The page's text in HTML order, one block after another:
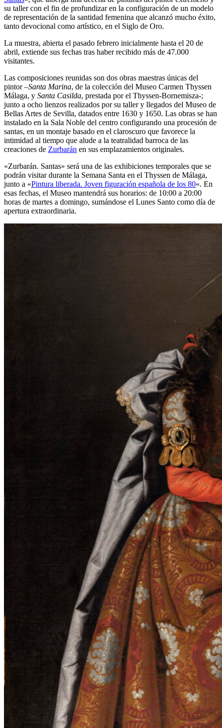
su taller con el fin de profundizar en la configuración de un modelo
de representación de la santidad femenina que alcanzó mucho éxito,
tanto devocional como artístico, en el Siglo de Oro.
La muestra, abierta el pasado febrero inicialmente hasta el 20 de
abril, extiende sus fechas tras haber recibido más de 47.000
visitantes.
Las composiciones reunidas son dos obras maestras únicas del
pintor –Santa Marina, de la colección del Museo Carmen Thyssen
Málaga, y Santa Casilda, prestada por el Thyssen-Bornemisza-;
junto a ocho lienzos realizados por su taller y llegados del Museo de
Bellas Artes de Sevilla, datados entre 1630 y 1650. Las obras se han
instalado en la Sala Noble del centro configurando una procesión de
santas, en un montaje basado en el claroscuro que favorece la
intimidad al tiempo que alude a la teatralidad barroca de las
creaciones de Zurbarán en sus emplazamientos originales.
«Zurbarán. Santas» será una de las exhibiciones temporales que se
podrán visitar durante la Semana Santa en el Thyssen de Málaga,
junto a «Pintura liberada. Joven figuración española de los 80«. En
esas fechas, el Museo mantendrá sus horarios: de 10:00 a 20:00
horas de martes a domingo, sumándose el Lunes Santo como día de
apertura extraordinaria.